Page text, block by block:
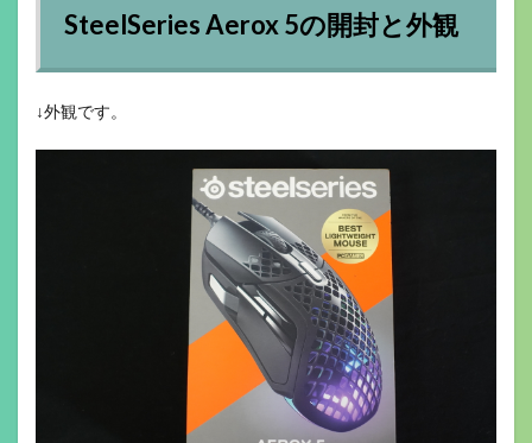
SteelSeries Aerox 5の開封と外観
↓外観です。